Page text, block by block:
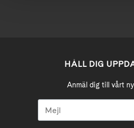
HÅLL DIG
Anmäl dig till vårt